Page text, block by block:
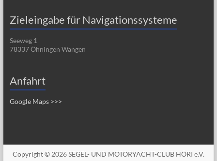
Zieleingabe für Navigationssysteme
Seeweg 1
78337 Öhningen Wangen
Anfahrt
Google Maps >>>
Copyright © 2026SEGEL- UND MOTORYACHT-CLUB HÖRI e.V.